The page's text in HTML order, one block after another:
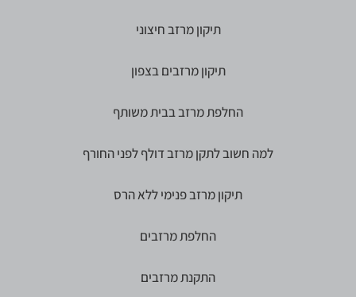
תיקון מרזב חיצוני
תיקון מרזבים בצפון
החלפת מרזב בבית משותף
למה חשוב לתקן מרזב דולף לפני החורף
תיקון מרזב פנימי ללא הרס
החלפת מרזבים
התקנת מרזבים